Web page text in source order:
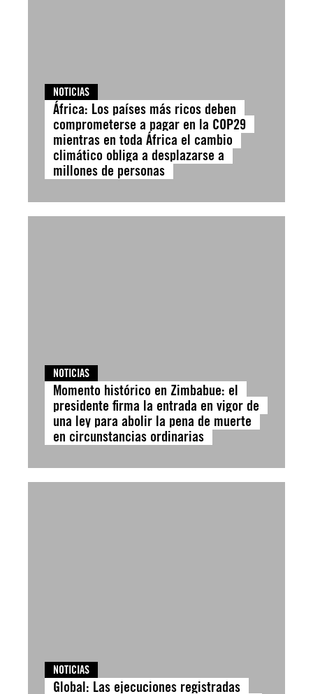
NOTICIAS
África: Los países más ricos deben
comprometerse a pagar en la COP29
mientras en toda África el cambio
climático obliga a desplazarse a
millones de personas
NOTICIAS
Momento histórico en Zimbabue: el
presidente firma la entrada en vigor de
una ley para abolir la pena de muerte
en circunstancias ordinarias
NOTICIAS
Global: Las ejecuciones registradas